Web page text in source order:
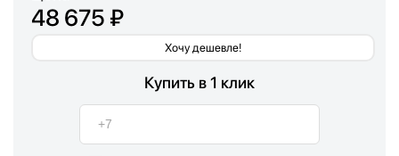
48 675 ₽
Хочу дешевле!
Купить в 1 клик